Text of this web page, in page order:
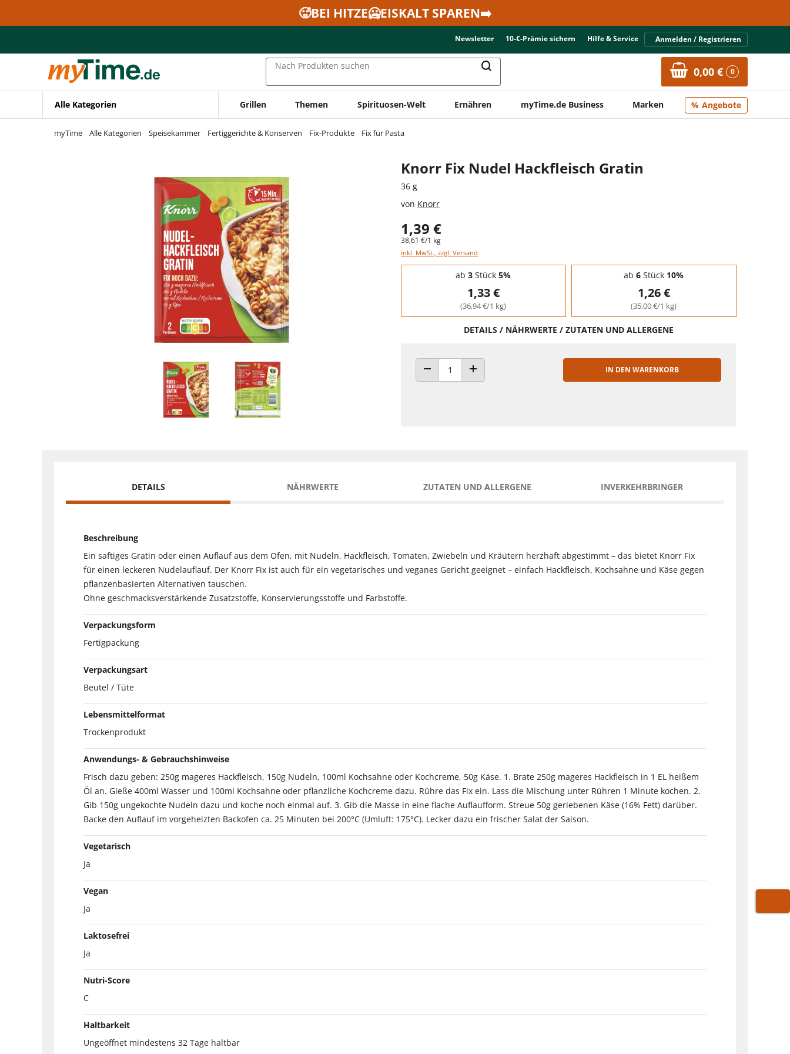
Zur Navigation springen
🥵BEI HITZE🥶EISKALT SPAREN➡️
Newsletter 10-€-Prämie sichern Hilfe & Service Anmelden / Registrieren
Nach Produkten suchen 0,00 € 0
Alle Kategorien Grillen Themen Spirituosen-Welt Ernähren myTime.de Business Marken Angebote
myTime Alle Kategorien Speisekammer Fertiggerichte & Konserven Fix-Produkte Fix für Pasta
Knorr Fix Nudel Hackfleisch Gratin
36 g
von Knorr
1,39 €
38,61 €/1 kg
inkl. MwSt., zzgl. Versand
Staffelpreise - Mengenrabatt
ab 3 Stück 5%
1,33 €
(36,94 €/1 kg)
ab 6 Stück 10%
1,26 €
(35,00 €/1 kg)
DETAILS / NÄHRWERTE / ZUTATEN UND ALLERGENE
ANZAHL VERRINGERNANZAHL ERHÖHEN
IN DEN WARENKORB
DETAILS NÄHRWERTE ZUTATEN UND ALLERGENE INVERKEHRBRINGER
Beschreibung
Ein saftiges Gratin oder einen Auflauf aus dem Ofen, mit Nudeln, Hackfleisch, Tomaten, Zwiebeln und Kräutern herzhaft abgestimmt – das bietet Knorr Fix
für einen leckeren Nudelauflauf. Der Knorr Fix ist auch für ein vegetarisches und veganes Gericht geeignet – einfach Hackfleisch, Kochsahne und Käse gegen
pflanzenbasierten Alternativen tauschen.
Ohne geschmacksverstärkende Zusatzstoffe, Konservierungsstoffe und Farbstoffe.
Verpackungsform
Fertigpackung
Verpackungsart
Beutel / Tüte
Lebensmittelformat
Trockenprodukt
Anwendungs- & Gebrauchshinweise
Frisch dazu geben: 250g mageres Hackfleisch, 150g Nudeln, 100ml Kochsahne oder Kochcreme, 50g Käse. 1. Brate 250g mageres Hackfleisch in 1 EL heißem
Öl an. Gieße 400ml Wasser und 100ml Kochsahne oder pflanzliche Kochcreme dazu. Rühre das Fix ein. Lass die Mischung unter Rühren 1 Minute kochen. 2.
Gib 150g ungekochte Nudeln dazu und koche noch einmal auf. 3. Gib die Masse in eine flache Auflaufform. Streue 50g geriebenen Käse (16% Fett) darüber.
Backe den Auflauf im vorgeheizten Backofen ca. 25 Minuten bei 200°C (Umluft: 175°C). Lecker dazu ein frischer Salat der Saison.
Vegetarisch
Ja
Vegan
Ja
Laktosefrei
Ja
Nutri-Score
C
Haltbarkeit
Ungeöffnet mindestens 32 Tage haltbar